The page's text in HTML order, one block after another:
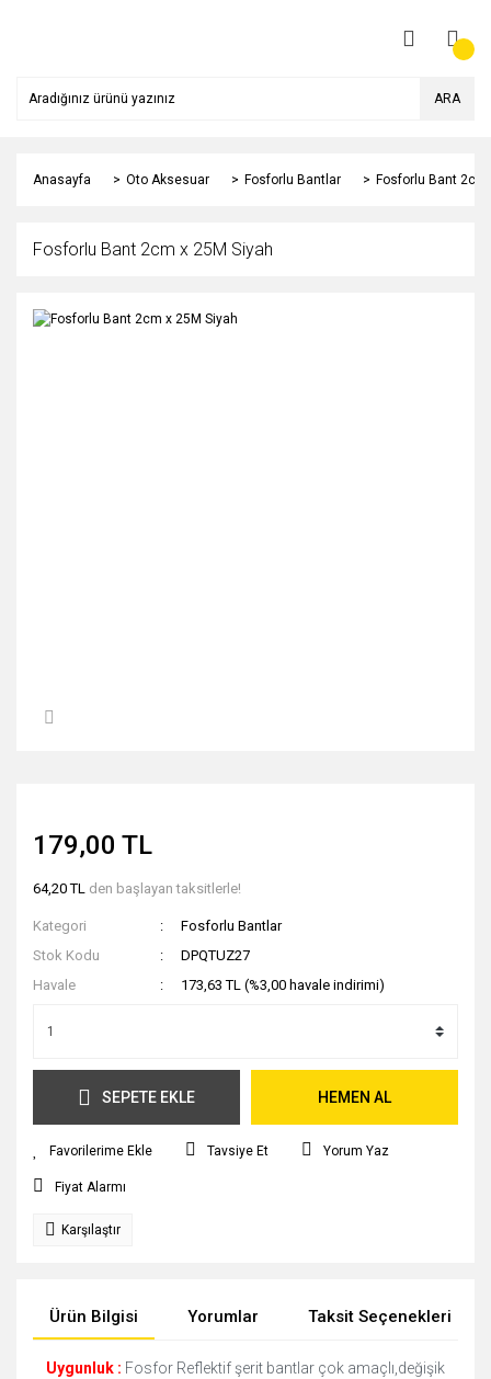
ARA
Anasayfa Oto Aksesuar Fosforlu Bantlar Fosforlu Bant 2cm
Fosforlu Bant 2cm x 25M Siyah
179,00 TL
64,20 TL den başlayan taksitlerle!
Kategori
Fosforlu Bantlar
Stok Kodu
DPQTUZ27
Havale
173,63 TL (%3,00 havale indirimi)
SEPETE EKLE HEMEN AL
Tavsiye Et Yorum Yaz
Fiyat Alarmı
Karşılaştır
Ürün Bilgisi Yorumlar Taksit Seçenekleri
Uygunluk : Fosfor Reflektif şerit bantlar çok amaçlı,değişik